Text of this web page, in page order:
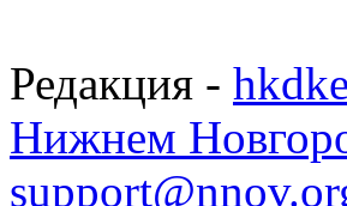
Редакция -
Нижнем